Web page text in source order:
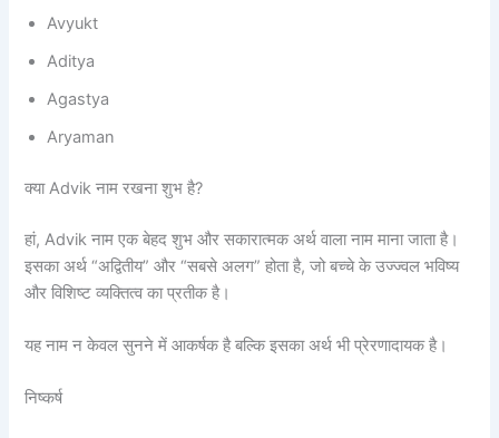
Avyukt
Aditya
Agastya
Aryaman
क्या Advik नाम रखना शुभ है?
हां, Advik नाम एक बेहद शुभ और सकारात्मक अर्थ वाला नाम माना जाता है।
इसका अर्थ “अद्वितीय” और “सबसे अलग” होता है, जो बच्चे के उज्ज्वल भविष्य
और विशिष्ट व्यक्तित्व का प्रतीक है।
यह नाम न केवल सुनने में आकर्षक है बल्कि इसका अर्थ भी प्रेरणादायक है।
निष्कर्ष